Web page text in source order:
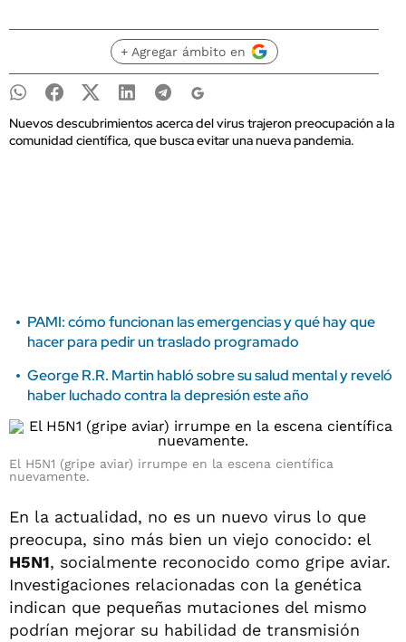
+ Agregar ámbito en
Nuevos descubrimientos acerca del virus trajeron preocupación a la
comunidad científica, que busca evitar una nueva pandemia.
PAMI: cómo funcionan las emergencias y qué hay que
hacer para pedir un traslado programado
George R.R. Martin habló sobre su salud mental y reveló
haber luchado contra la depresión este año
El H5N1 (gripe aviar) irrumpe en la escena científica
nuevamente.
En la actualidad, no es un nuevo virus lo que
preocupa, sino más bien un viejo conocido: el
H5N1, socialmente reconocido como gripe aviar.
Investigaciones relacionadas con la genética
indican que pequeñas mutaciones del mismo
podrían mejorar su habilidad de transmisión